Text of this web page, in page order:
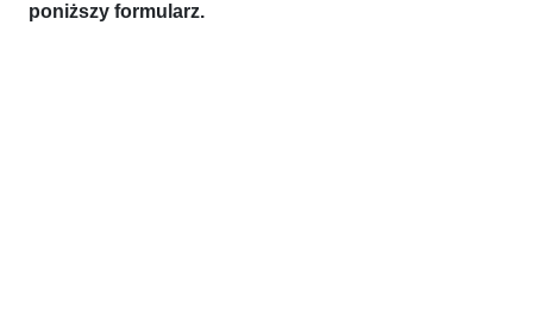
poniższy formularz.